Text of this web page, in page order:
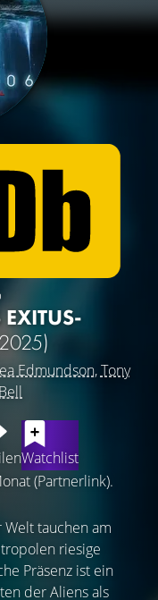
Edmundson,Tony
Watchlist
(Partnerlink).
tauchen am
riesige
Präsenz ist ein
der Aliens als